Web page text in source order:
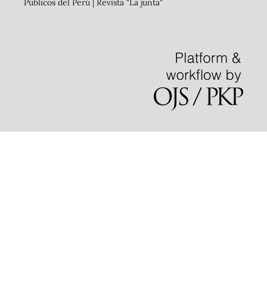
Públicos del Perú | Revista "La junta"